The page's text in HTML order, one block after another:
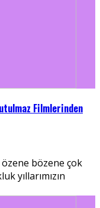
Filmlerinden
bözene çok
yıllarımızın